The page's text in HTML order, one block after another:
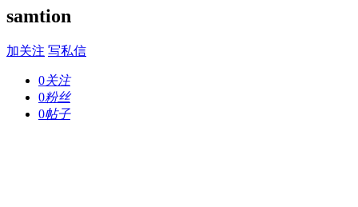
samtion
加关注 写私信
0关注
0粉丝
0帖子